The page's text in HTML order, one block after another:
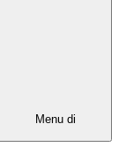
Menu di